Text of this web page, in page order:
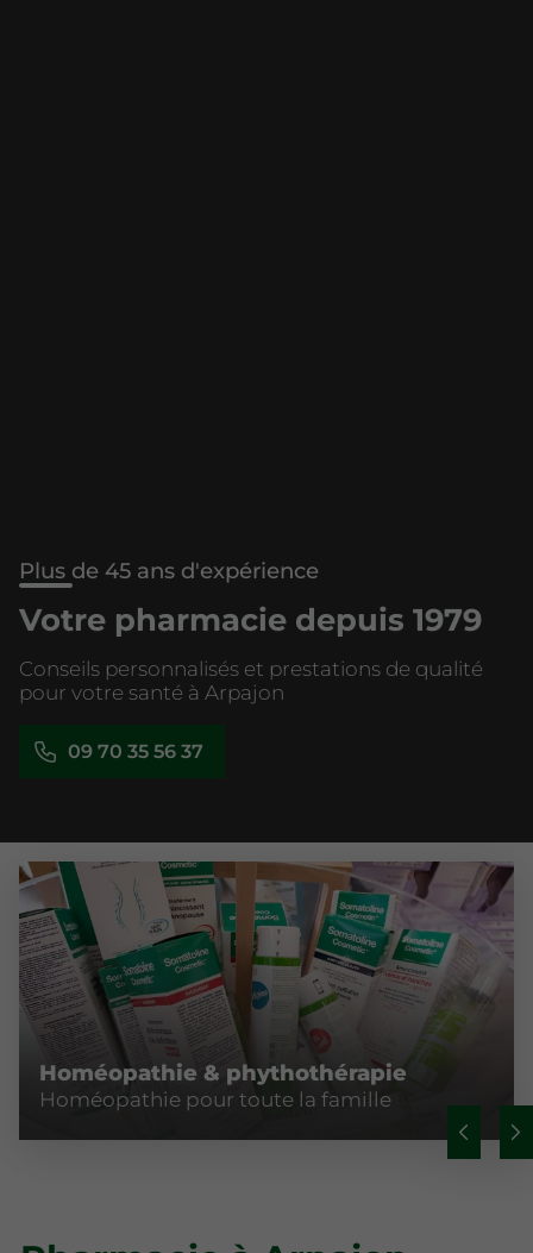
Plus de 45 ans d'expérience
Votre pharmacie depuis 1979
Conseils personnalisés et prestations de qualité
pour votre santé à Arpajon
09 70 35 56 37
Homéopathie & phythothérapie
Homéopathie pour toute la famille